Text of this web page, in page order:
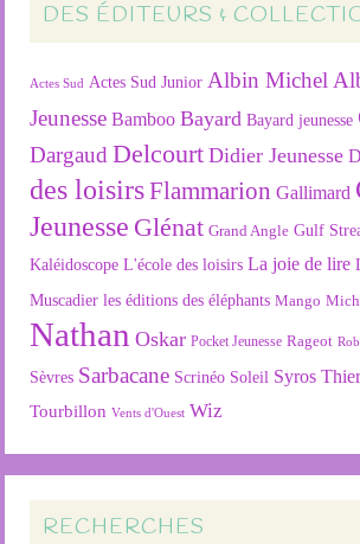
DES ÉDITEURS &
Actes Sud Actes Sud Junior Albin Michel
Jeunesse Bamboo Bayard Bayard jeunesse
Dargaud Delcourt Didier Jeunesse
des loisirsFlammarion Gallimard
Jeunesse Glénat Grand Angle Gulf
Kaléidoscope L'école des loisirs La joie de lire
Muscadier les éditions des éléphants Mango
Nathan Oskar Pocket Jeunesse Rageot
Sèvres Sarbacane Scrinéo Soleil Syros
Tourbillon Vents d'Ouest Wiz
RECHERCHES